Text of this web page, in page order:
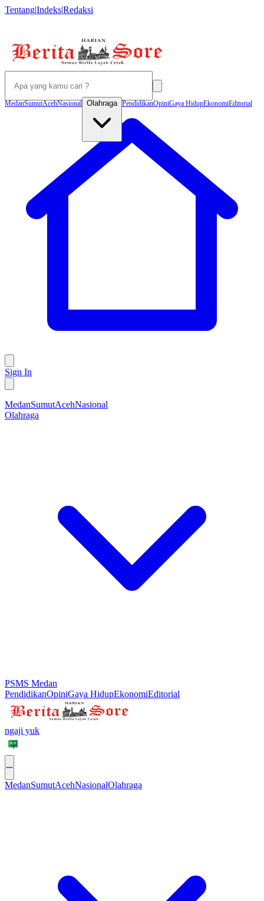
Tentang|Indeks|Redaksi
MedanSumutAcehNasional Olahraga PendidikanOpiniGaya HidupEkonomiEditorial
Sign In
MedanSumutAcehNasional
Olahraga
PSMS Medan
PendidikanOpiniGaya HidupEkonomiEditorial
ngaji yuk
MedanSumutAcehNasionalOlahraga